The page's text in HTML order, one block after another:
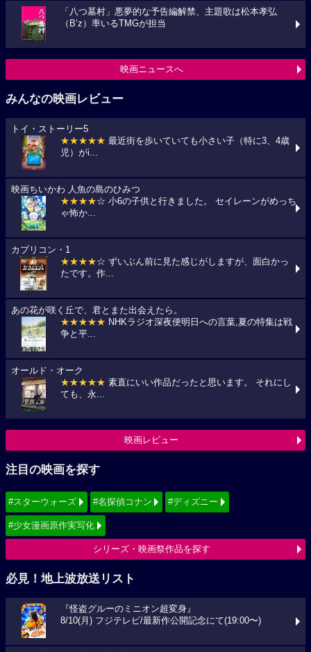
「八つ墓村」悪夢的な予告編解禁、主題歌は松本孝弘
（B’z）率いるTMGが担当
映画ニュースへ
みんなの映画レビュー
トイ・ストーリー5
★★★★★ 最近街を歩いていても小さい子（特に3、4歳
児）がi...
映画ちいかわ 人魚の島のひみつ
★★★★☆ 小6の子供と行きました。 セイレーンがめっち
ゃ怖か...
カプリコン・1
★★★★☆ ずいぶん前に見た感じがしますが、面白かっ
たです。作...
あの花が咲く丘で、君とまた出会えたら。
★★★★★ NHKラジオ深夜便明日への言葉,夏の特集は戦
争と平...
オールド・オーク
★★★★★ 素直にいい作品だったと思います。 それにし
ても、永...
映画レビュー
注目の映画を探す
#スターウォーズ #名探偵コナン #ディズニー
#少女漫画原作実写化
シリーズ・映画祭作品を探す
必見！地上波放送リスト
『怪盗グルーのミニオン超変身』
8/10(月) フジテレビ/最新作公開記念にて(19:00〜)